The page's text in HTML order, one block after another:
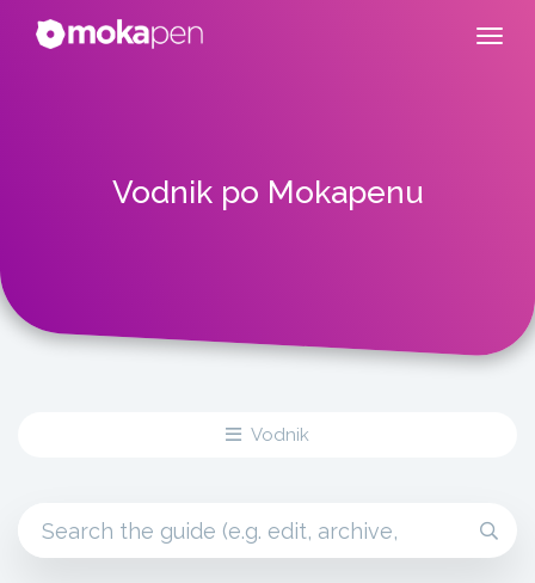
Vodnik po Mokapenu
Vodnik